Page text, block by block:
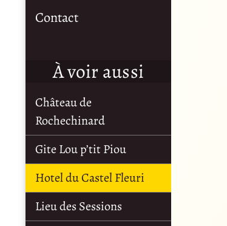
Contact
À voir aussi
Château de
Rochechinard
Gite Lou p’tit Piou
Hotel du Castel Fleuri
Lieu des Sessions